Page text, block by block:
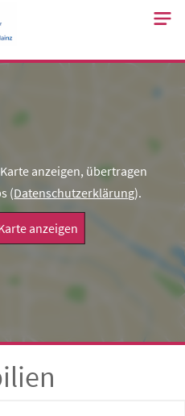
anzeigen, übertragen
(Datenschutzerklärung).
anzeigen